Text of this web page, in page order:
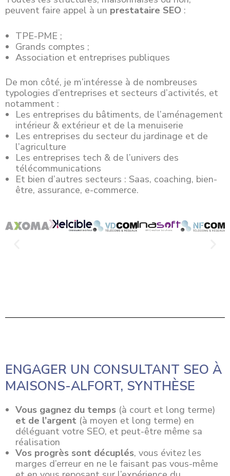
peuvent faire appel à un prestataire SEO :
TPE-PME ;
Grands comptes ;
Association et entreprises publiques
De mon côté, je m’intéresse à de nombreuses
typologies d’entreprises et secteurs d’activités, et
notamment :
Les entreprises du bâtiments, de l’aménagement
intérieur & extérieur et de la menuiserie
Les entreprises du secteur du jardinage et de
l’agriculture
Les entreprises tech & de l’univers des
télécommunications
Et bien d’autres secteurs : Saas, coaching, bien-
être, assurance, e-commerce.
ENGAGER UN CONSULTANT SEO À
MAISONS-ALFORT, SYNTHÈSE
Vous gagnez du temps (à court et long terme)
et de l’argent (à moyen et long terme) en
déléguant votre SEO, et peut-être même sa
réalisation
Vos progrès sont décuplés, vous évitez les
marges d’erreur en ne le faisant pas vous-même